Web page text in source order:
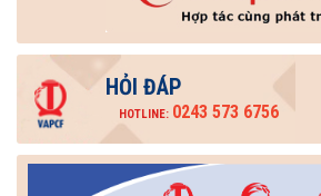
HỎI ĐÁP
HOTLINE: 0243 573 6756